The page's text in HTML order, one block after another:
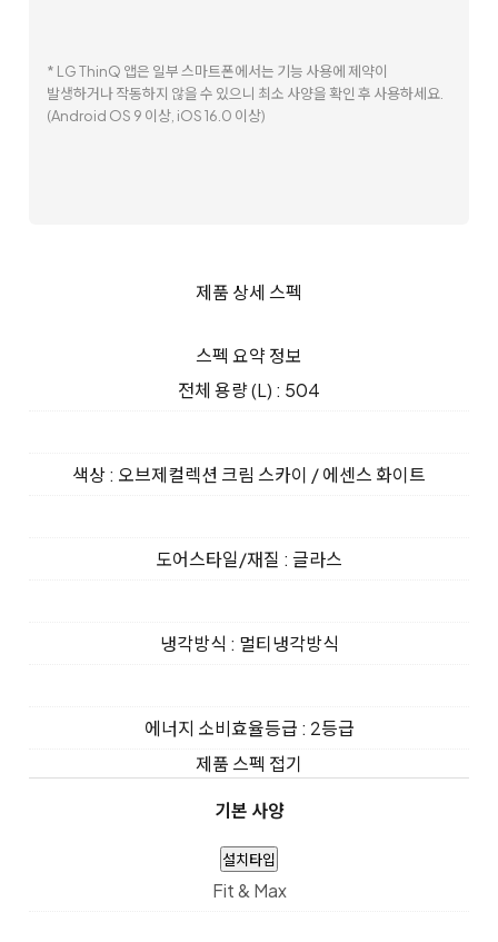
* LG ThinQ 앱은 일부 스마트폰에서는 기능 사용에 제약이
발생하거나 작동하지 않을 수 있으니 최소 사양을 확인 후 사용하세요.
(Android OS 9 이상, iOS 16.0 이상)
제품 상세 스펙
스펙 요약 정보
전체 용량 (L) : 504
색상 : 오브제컬렉션 크림 스카이 / 에센스 화이트
도어스타일/재질 : 글라스
냉각방식 : 멀티냉각방식
에너지 소비효율등급 : 2등급
제품 스펙 접기
기본 사양
설치타입
Fit & Max